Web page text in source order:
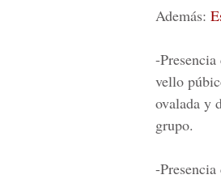
Además:
-
vello
ovalada y
grupo.
-